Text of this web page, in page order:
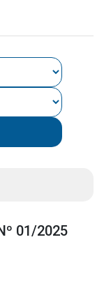
01/2025